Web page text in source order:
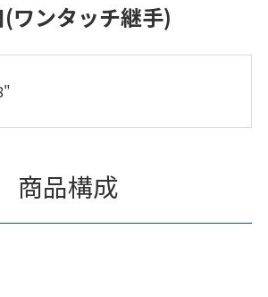
ワンタッチ継手)
商品構成